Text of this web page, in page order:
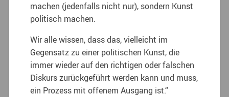
machen (jedenfalls nicht nur), sondern Kunst
politisch machen.
Wir alle wissen, dass das, vielleicht im
Gegensatz zu einer politischen Kunst, die
immer wieder auf den richtigen oder falschen
Diskurs zurückgeführt werden kann und muss,
ein Prozess mit offenem Ausgang ist.“